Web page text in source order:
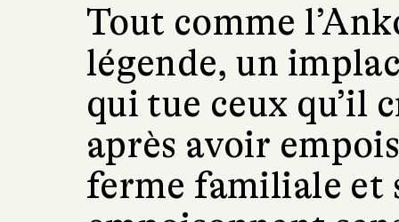
Tout comme
légende, un
qui tue ceux qu’il
après avoir
ferme familiale et